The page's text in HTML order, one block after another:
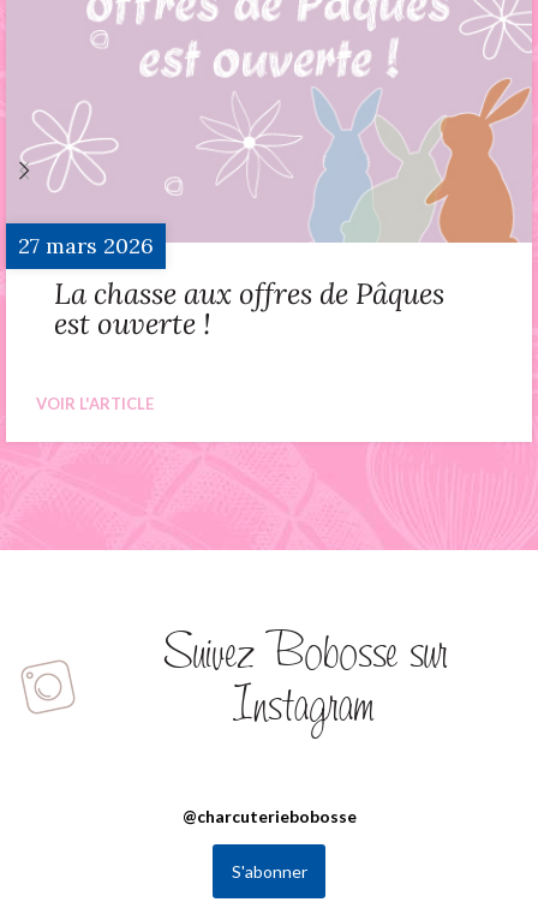
27mars 2026
La chasse aux offres de Pâques
est ouverte !
VOIR L'ARTICLE
Suivez Bobosse sur
Instagram
@charcuteriebobosse
S'abonner